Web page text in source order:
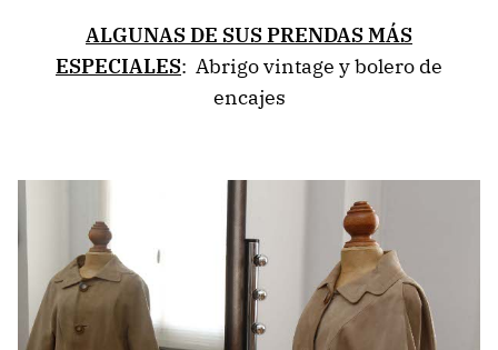
ALGUNAS DE SUS PRENDAS MÁS
ESPECIALES: Abrigo vintage y bolero de
encajes